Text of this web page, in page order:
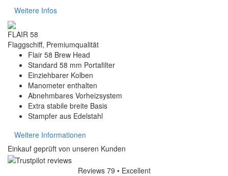
Weitere Infos
FLAIR 58
Flaggschiff, Premiumqualität
Flair 58 Brew Head
Standard 58 mm Portafilter
Einziehbarer Kolben
Manometer enthalten
Abnehmbares Vorheizsystem
Extra stabile breite Basis
Stampfer aus Edelstahl
Weitere Informationen
Einkauf geprüft von unseren Kunden
Reviews 79 • Excellent